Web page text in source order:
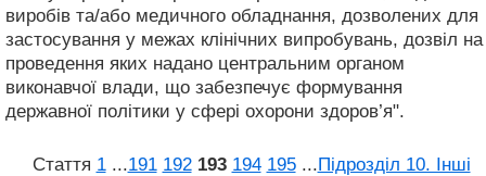
виробів та/або медичного обладнання, дозволених для
застосування у межах клінічних випробувань, дозвіл на
проведення яких надано центральним органом
виконавчої влади, що забезпечує формування
державної політики у сфері охорони здоров’я".
Стаття 1 ...191 192 193 194 195 ...Підрозділ 10. Інші